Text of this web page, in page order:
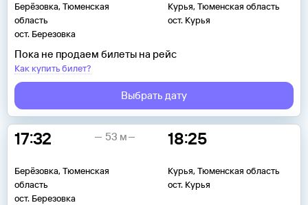
Берёзовка, Тюменская
область
ост. Березовка
Курья, Тюменская область
ост. Курья
Пока не продаем билеты на рейс
Как купить билет?
Выбрать дату
17:32
Берёзовка, Тюменская
область
ост. Березовка
18:25
Курья, Тюменская область
ост. Курья
53 м